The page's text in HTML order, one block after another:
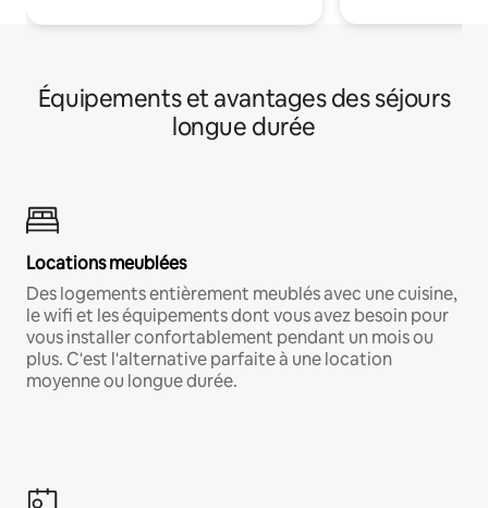
Équipements et avantages des séjours
longue durée
Locations meublées
Des logements entièrement meublés avec une cuisine,
le wifi et les équipements dont vous avez besoin pour
vous installer confortablement pendant un mois ou
plus. C'est l'alternative parfaite à une location
moyenne ou longue durée.